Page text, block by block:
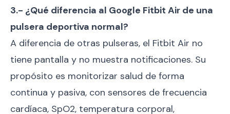
3.- ¿Qué diferencia al Google Fitbit Air de una
pulsera deportiva normal?
A diferencia de otras pulseras, el Fitbit Air no
tiene pantalla y no muestra notificaciones. Su
propósito es monitorizar salud de forma
continua y pasiva, con sensores de frecuencia
cardíaca, SpO2, temperatura corporal,